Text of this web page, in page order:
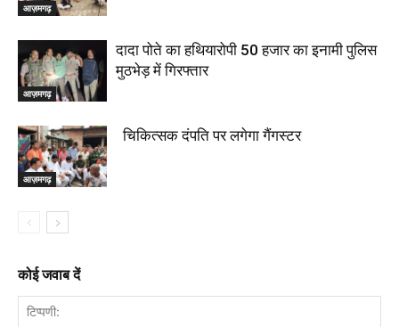
आज़मगढ़
आज़मगढ़
दादा पोते का हथियारोपी 50 हजार का इनामी पुलिस
मुठभेड़ में गिरफ्तार
आज़मगढ़
चिकित्सक दंपति पर लगेगा गैंगस्टर
कोई जवाब दें